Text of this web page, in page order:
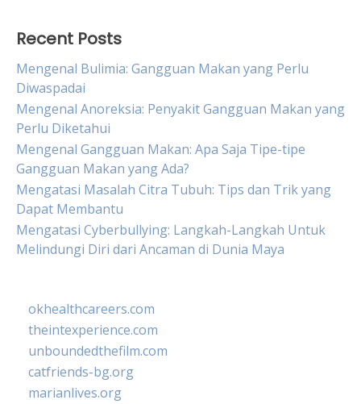
Recent Posts
Mengenal Bulimia: Gangguan Makan yang Perlu
Diwaspadai
Mengenal Anoreksia: Penyakit Gangguan Makan yang
Perlu Diketahui
Mengenal Gangguan Makan: Apa Saja Tipe-tipe
Gangguan Makan yang Ada?
Mengatasi Masalah Citra Tubuh: Tips dan Trik yang
Dapat Membantu
Mengatasi Cyberbullying: Langkah-Langkah Untuk
Melindungi Diri dari Ancaman di Dunia Maya
okhealthcareers.com
theintexperience.com
unboundedthefilm.com
catfriends-bg.org
marianlives.org